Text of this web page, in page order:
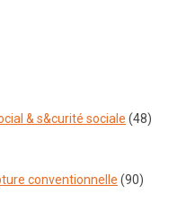
& s&curité sociale (48)
conventionnelle (90)